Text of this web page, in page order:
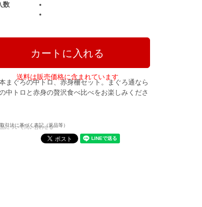
数
送料は販売価格に含まれています
まぐろの中トロ、赤身柵セット。まぐろ通なら
中トロと赤身の贅沢食べ比べをお楽しみくださ
引法に基づく表記（返品等）
について問い合わせる